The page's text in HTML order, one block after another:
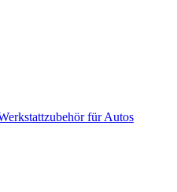
für Autos